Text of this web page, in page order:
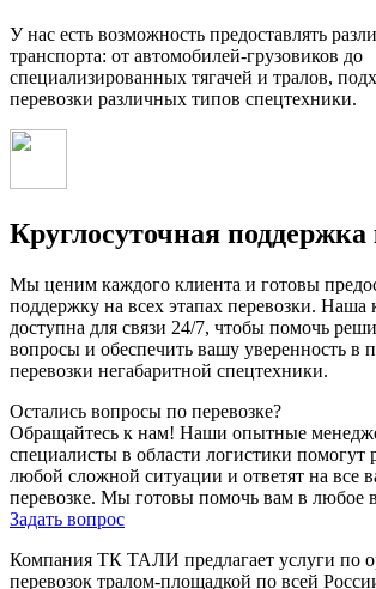
У нас есть возможность предоставлять
транспорта: от автомобилей-грузовиков до
специализированных тягачей и тралов,
перевозки различных типов спецтехники.
Круглосуточная поддержка
Мы ценим каждого клиента и готовы
поддержку на всех этапах перевозки. Наша
доступна для связи 24/7, чтобы помочь
вопросы и обеспечить вашу уверенность в
перевозки негабаритной спецтехники.
Остались вопросы по перевозке?
Обращайтесь к нам! Наши опытные
специалисты в области логистики помогут
любой сложной ситуации и ответят на все
перевозке. Мы готовы помочь вам в любое
Задать вопрос
Компания ТК ТАЛИ предлагает услуги по
перевозок тралом-площадкой по всей